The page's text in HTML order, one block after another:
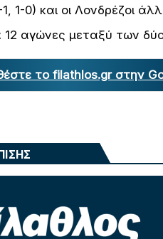
1-0) και οι Λονδρέζοι
12 αγώνες μεταξύ των
το filathlos.gr στην